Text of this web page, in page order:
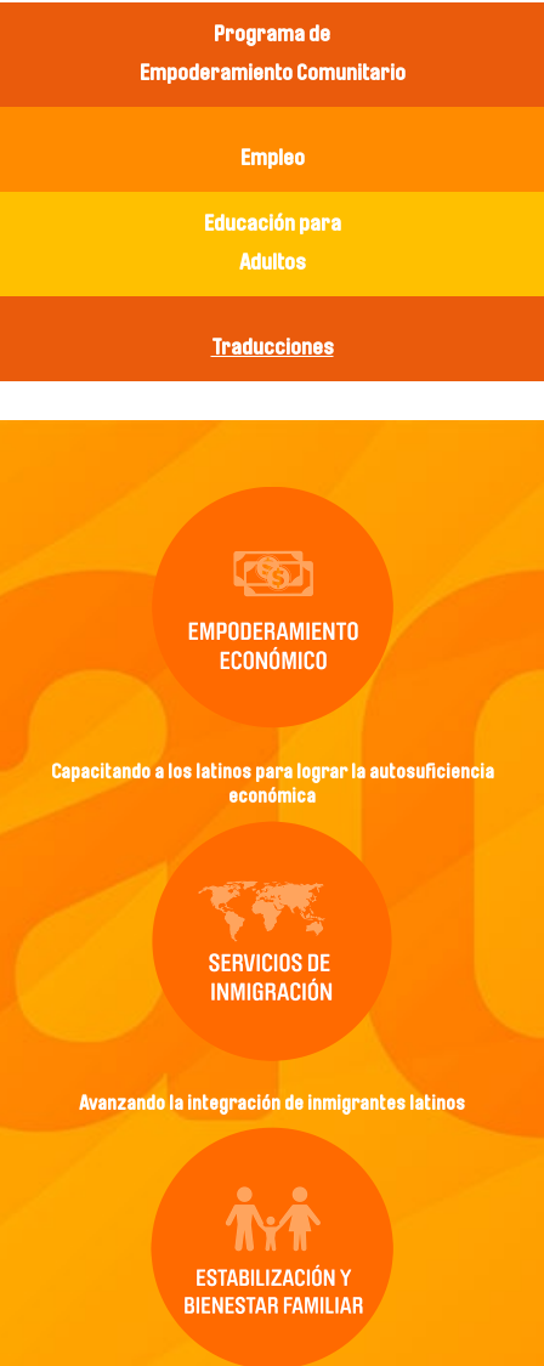
Programa de
Empoderamiento Comunitario
Empleo
Educación para
Adultos
Traducciones
Capacitando a los latinos para lograr la autosuficiencia
económica
Avanzando la integración de inmigrantes latinos